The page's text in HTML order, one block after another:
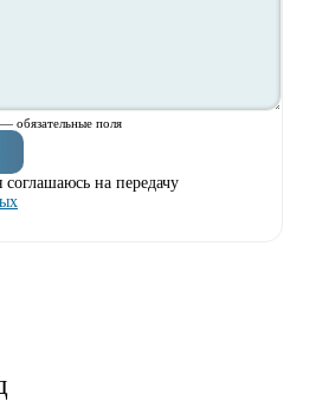
обязательные поля
на передачу